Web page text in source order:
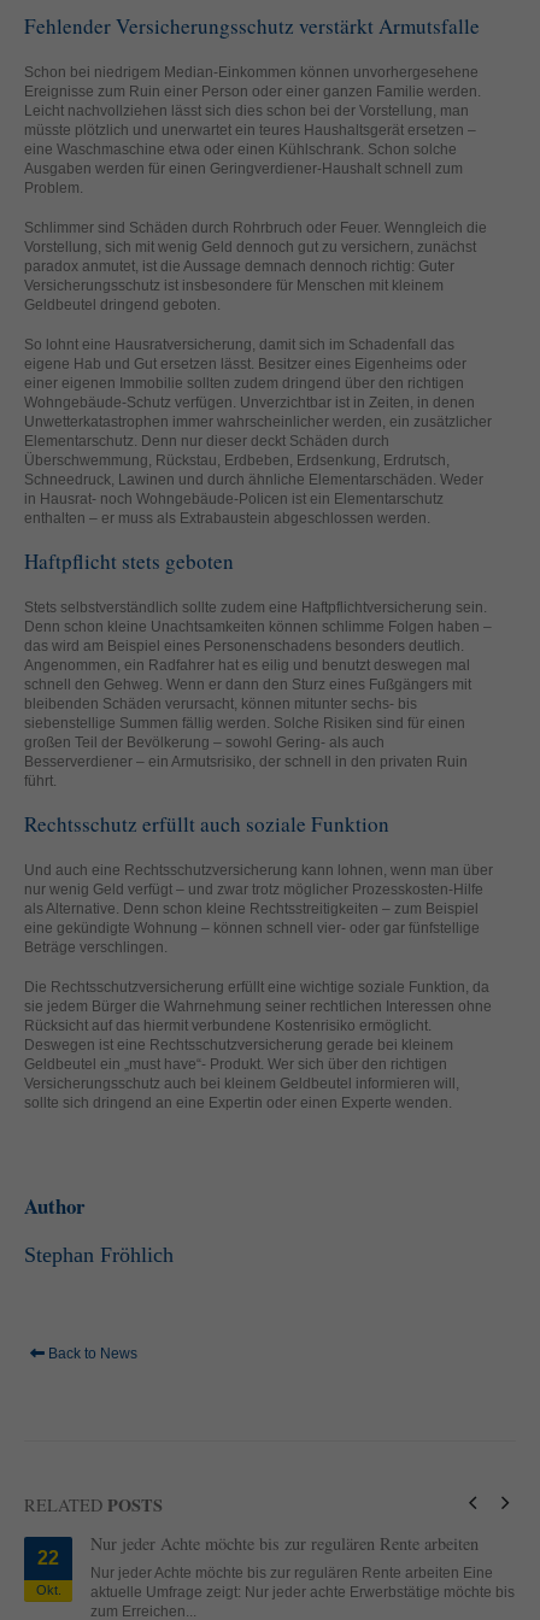
Fehlender Versicherungsschutz verstärkt Armutsfalle
Schon bei niedrigem Median-Einkommen können unvorhergesehene
Ereignisse zum Ruin einer Person oder einer ganzen Familie werden.
Leicht nachvollziehen lässt sich dies schon bei der Vorstellung, man
müsste plötzlich und unerwartet ein teures Haushaltsgerät ersetzen –
eine Waschmaschine etwa oder einen Kühlschrank. Schon solche
Ausgaben werden für einen Geringverdiener-Haushalt schnell zum
Problem.
Schlimmer sind Schäden durch Rohrbruch oder Feuer. Wenngleich die
Vorstellung, sich mit wenig Geld dennoch gut zu versichern, zunächst
paradox anmutet, ist die Aussage demnach dennoch richtig: Guter
Versicherungsschutz ist insbesondere für Menschen mit kleinem
Geldbeutel dringend geboten.
So lohnt eine Hausratversicherung, damit sich im Schadenfall das
eigene Hab und Gut ersetzen lässt. Besitzer eines Eigenheims oder
einer eigenen Immobilie sollten zudem dringend über den richtigen
Wohngebäude-Schutz verfügen. Unverzichtbar ist in Zeiten, in denen
Unwetterkatastrophen immer wahrscheinlicher werden, ein zusätzlicher
Elementarschutz. Denn nur dieser deckt Schäden durch
Überschwemmung, Rückstau, Erdbeben, Erdsenkung, Erdrutsch,
Schneedruck, Lawinen und durch ähnliche Elementarschäden. Weder
in Hausrat- noch Wohngebäude-Policen ist ein Elementarschutz
enthalten – er muss als Extrabaustein abgeschlossen werden.
Haftpflicht stets geboten
Stets selbstverständlich sollte zudem eine Haftpflichtversicherung sein.
Denn schon kleine Unachtsamkeiten können schlimme Folgen haben –
das wird am Beispiel eines Personenschadens besonders deutlich.
Angenommen, ein Radfahrer hat es eilig und benutzt deswegen mal
schnell den Gehweg. Wenn er dann den Sturz eines Fußgängers mit
bleibenden Schäden verursacht, können mitunter sechs- bis
siebenstellige Summen fällig werden. Solche Risiken sind für einen
großen Teil der Bevölkerung – sowohl Gering- als auch
Besserverdiener – ein Armutsrisiko, der schnell in den privaten Ruin
führt.
Rechtsschutz erfüllt auch soziale Funktion
Und auch eine Rechtsschutzversicherung kann lohnen, wenn man über
nur wenig Geld verfügt – und zwar trotz möglicher Prozesskosten-Hilfe
als Alternative. Denn schon kleine Rechtsstreitigkeiten – zum Beispiel
eine gekündigte Wohnung – können schnell vier- oder gar fünfstellige
Beträge verschlingen.
Die Rechtsschutzversicherung erfüllt eine wichtige soziale Funktion, da
sie jedem Bürger die Wahrnehmung seiner rechtlichen Interessen ohne
Rücksicht auf das hiermit verbundene Kostenrisiko ermöglicht.
Deswegen ist eine Rechtsschutzversicherung gerade bei kleinem
Geldbeutel ein „must have“- Produkt. Wer sich über den richtigen
Versicherungsschutz auch bei kleinem Geldbeutel informieren will,
sollte sich dringend an eine Expertin oder einen Experte wenden.
Author
Stephan Fröhlich
Back to News
RELATED POSTS
22
Okt.
Nur jeder Achte möchte bis zur regulären Rente arbeiten
Nur jeder Achte möchte bis zur regulären Rente arbeiten Eine
aktuelle Umfrage zeigt: Nur jeder achte Erwerbstätige möchte bis
zum Erreichen...
Personenbezogene Daten können verarbeitet werden (z. B. IP-
Anzeigen- und Inhaltsmessung. Weitere Informationen über die
Verwendung Ihrer Daten finden Sie in unserer
Datenschutzerklärung.
Hier finden Sie eine Übersicht über alle verwendeten Cookies. Sie
können Ihre Einwilligung zu ganzen Kategorien geben oder sich
weitere Informationen anzeigen lassen und so nur bestimmte
Alle akzeptieren Speichern
Zurück Nur essenzielle Cookies akzeptieren
Datenschutzeinstellungen
Essenziell (1)
Essenzielle Cookies ermöglichen grundlegende Funktionen und sind für
die einwandfreie Funktion der Website erforderlich.
Cookie-Informationen anzeigen
Externe Medien (2)
standardmäßig blockiert. Wenn Cookies von externen Medien akzeptiert
werden, bedarf der Zugriff auf diese Inhalte keiner manuellen Einwilligung
mehr.
Cookie-Informationen anzeigen
powered by Borlabs Cookie
Datenschutzerklärung
Impressum